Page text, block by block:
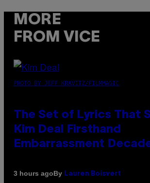
MORE
FROM VICE
PHOTO BY JEFF KRAVITZ/FILMMAGIC
The Set of Lyrics That
Kim Deal Firsthand
Embarrassment
3 hours agoBy Lauren Boisvert